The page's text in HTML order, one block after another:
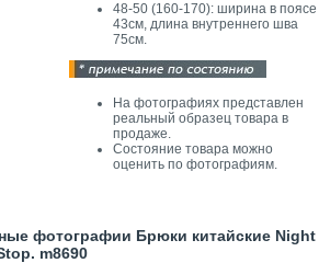
48-50 (160-170): ширина в поясе
43см, длина внутреннего шва
75см.
На фотографиях представлен
реальный образец товара в
продаже.
Состояние товара можно
оценить по фотографиям.
фотографии Брюки китайские Night
m8690